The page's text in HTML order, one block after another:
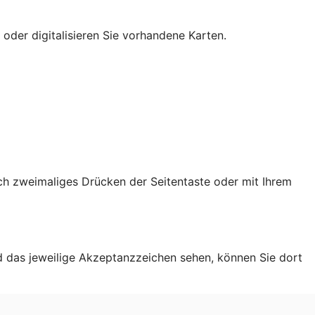
digitalisieren Sie vorhandene Karten.
zweimaliges Drücken der Seitentaste oder mit Ihrem
jeweilige Akzeptanzzeichen sehen, können Sie dort